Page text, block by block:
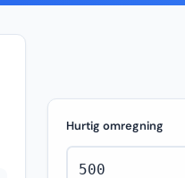
Hurtig omregning